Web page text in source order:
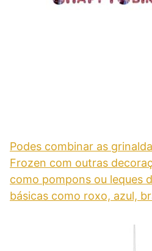
Podes combinar as
Frozen com outras
como pompons ou leques
básicas como roxo, azul,